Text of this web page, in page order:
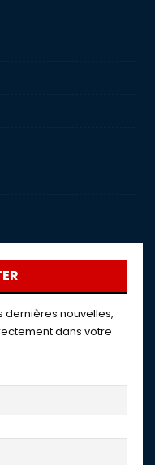
dernières nouvelles,
dans votre